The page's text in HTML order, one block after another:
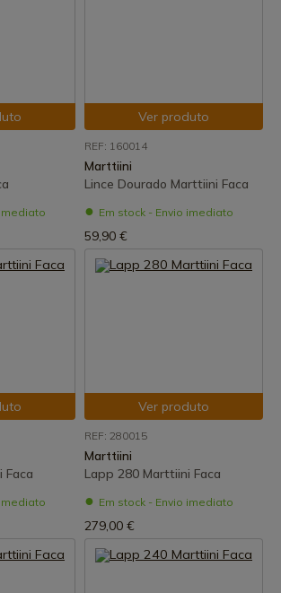
Ver produto
REF: 160014
Marttiini
Lince Dourado Marttiini Faca
Em stock - Envio imediato
59,90 €
Faca
Ver produto
REF: 280015
Marttiini
Lapp 280 Marttiini Faca
Em stock - Envio imediato
279,00 €